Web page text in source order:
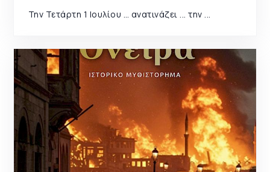
Την Τετάρτη 1 Ιουλίου … ανατινάζει ... την ...